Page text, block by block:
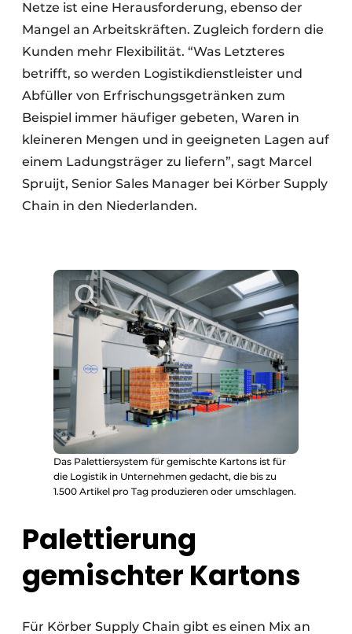
Netze ist eine Herausforderung, ebenso der
Mangel an Arbeitskräften. Zugleich fordern die
Kunden mehr Flexibilität. “Was Letzteres
betrifft, so werden Logistikdienstleister und
Abfüller von Erfrischungsgetränken zum
Beispiel immer häufiger gebeten, Waren in
kleineren Mengen und in geeigneten Lagen auf
einem Ladungsträger zu liefern”, sagt Marcel
Spruijt, Senior Sales Manager bei Körber Supply
Chain in den Niederlanden.
Das Palettiersystem für gemischte Kartons ist für
die Logistik in Unternehmen gedacht, die bis zu
1.500 Artikel pro Tag produzieren oder umschlagen.
Palettierung
gemischter Kartons
Für Körber Supply Chain gibt es einen Mix an